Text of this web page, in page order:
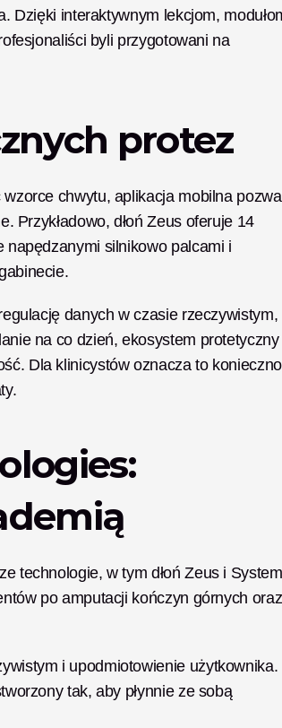
Dzięki interaktywnym lekcjom,
byli przygotowani na
protez
chwytu, aplikacja mobilna
Przykładowo, dłoń Zeus oferuje 14
silnikowo palcami i
danych w czasie rzeczywistym,
na co dzień, ekosystem protetyczny
Dla klinicystów oznacza to
technologie, w tym dłoń Zeus i System
po amputacji kończyn górnych oraz
i upodmiotowienie użytkownika.
tak, aby płynnie ze sobą